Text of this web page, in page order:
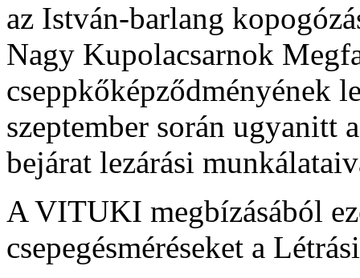
az István-barlang
Nagy Kupolacsarnok
cseppkőképződményének
szeptember során ugyanitt
bejárat lezárási
A VITUKI megbízásából
csepegésméréseket a